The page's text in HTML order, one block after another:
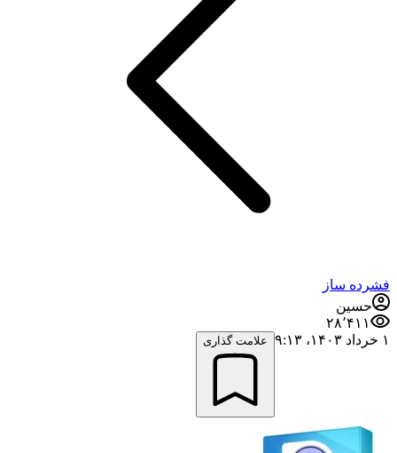
فشرده ساز
حسین
۲۸٬۴۱۱
۱ خرداد ۱۴۰۳،‏ ۹:۱۳
علامت گذاری